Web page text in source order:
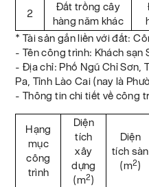
2
Đất trồng cây
hàng năm khác
* Tài sản gắn liền với đất:
- Tên công trình: Khách sạn
- Địa chỉ: Phố Ngũ Chỉ Sơn,
Pa, Tỉnh Lào Cai (nay là
- Thông tin chi tiết về công
Hạng
mục
công
trình
Diện
tích
xây
dựng
(m2)
Diện
tích sàn
(m2)